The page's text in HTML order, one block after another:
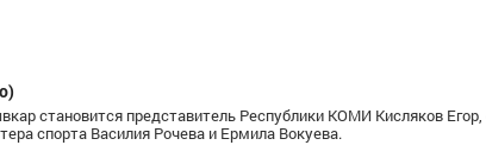
становится представитель Республики КОМИ Кисляков
спорта Василия Рочева и Ермила Вокуева.